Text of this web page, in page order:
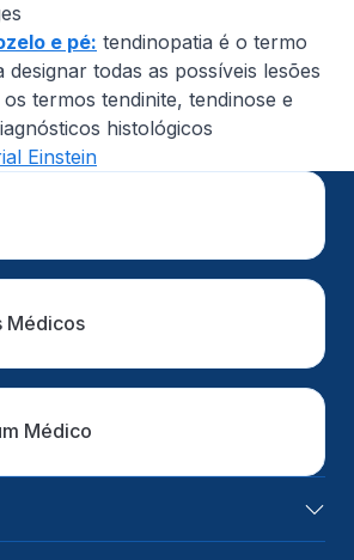
e pé: tendinopatia é o termo
todas as possíveis lesões
termos tendinite, tendinose e
histológicos
Einstein
Médicos
Médico